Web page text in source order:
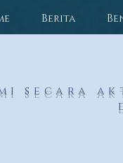
Berita
secara